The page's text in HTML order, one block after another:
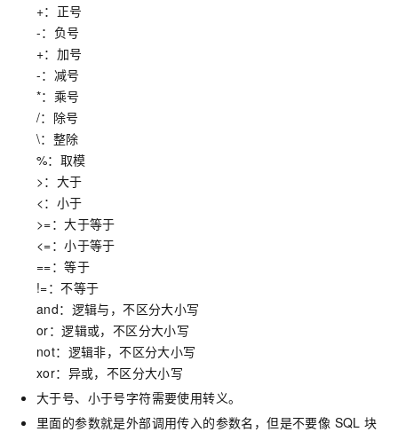
+：正号
-：负号
+：加号
-：减号
*：乘号
/：除号
\：整除
%：取模
>：大于
<：小于
>=：大于等于
<=：小于等于
==：等于
!=：不等于
and：逻辑与，不区分大小写
or：逻辑或，不区分大小写
not：逻辑非，不区分大小写
xor：异或，不区分大小写
大于号、小于号字符需要使用转义。
里面的参数就是外部调用传入的参数名，但是不要像 SQL 块